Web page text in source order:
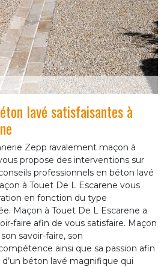
lavé satisfaisantes à
Zepp ravalement maçon à
propose des interventions sur
professionnels en béton lavé
à Touet De L Escarene vous
en fonction du type
Maçon à Touet De L Escarene a
faire afin de vous satisfaire. Maçon
savoir-faire, son
ainsi que sa passion afin
béton lavé magnifique qui